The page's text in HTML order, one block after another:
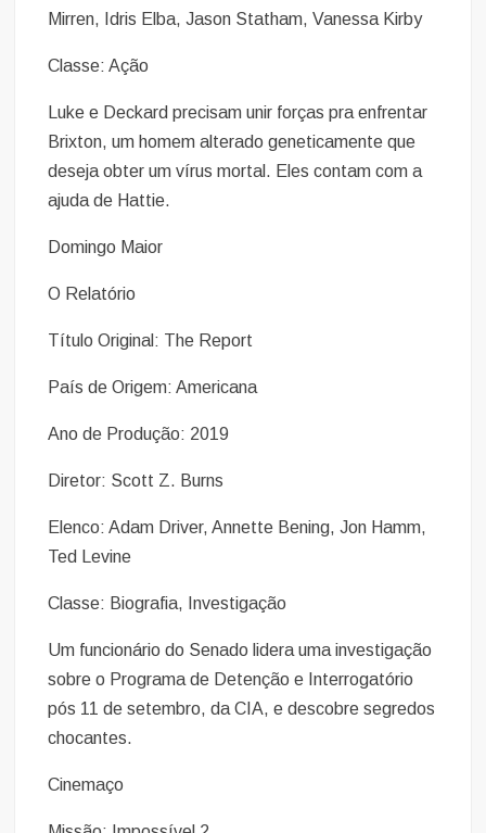
Mirren, Idris Elba, Jason Statham, Vanessa Kirby
Classe: Ação
Luke e Deckard precisam unir forças pra enfrentar
Brixton, um homem alterado geneticamente que
deseja obter um vírus mortal. Eles contam com a
ajuda de Hattie.
Domingo Maior
O Relatório
Título Original: The Report
País de Origem: Americana
Ano de Produção: 2019
Diretor: Scott Z. Burns
Elenco: Adam Driver, Annette Bening, Jon Hamm,
Ted Levine
Classe: Biografia, Investigação
Um funcionário do Senado lidera uma investigação
sobre o Programa de Detenção e Interrogatório
pós 11 de setembro, da CIA, e descobre segredos
chocantes.
Cinemaço